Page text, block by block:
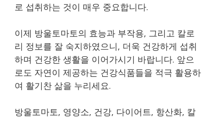
로 섭취하는 것이 매우 중요합니다.
이제 방울토마토의 효능과 부작용, 그리고 칼로
리 정보를 잘 숙지하였으니, 더욱 건강하게 섭취
하며 건강한 생활을 이어가시기 바랍니다. 앞으
로도 자연이 제공하는 건강식품들을 적극 활용하
여 활기찬 삶을 누리세요.
방울토마토, 영양소, 건강, 다이어트, 항산화, 칼